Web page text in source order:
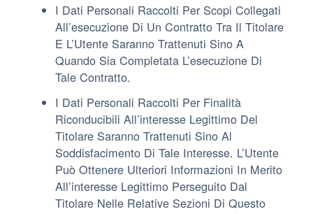
I Dati Personali Raccolti Per Scopi Collegati
All’esecuzione Di Un Contratto Tra Il Titolare
E L’Utente Saranno Trattenuti Sino A
Quando Sia Completata L’esecuzione Di
Tale Contratto.
I Dati Personali Raccolti Per Finalità
Riconducibili All’interesse Legittimo Del
Titolare Saranno Trattenuti Sino Al
Soddisfacimento Di Tale Interesse. L’Utente
Può Ottenere Ulteriori Informazioni In Merito
All’interesse Legittimo Perseguito Dal
Titolare Nelle Relative Sezioni Di Questo